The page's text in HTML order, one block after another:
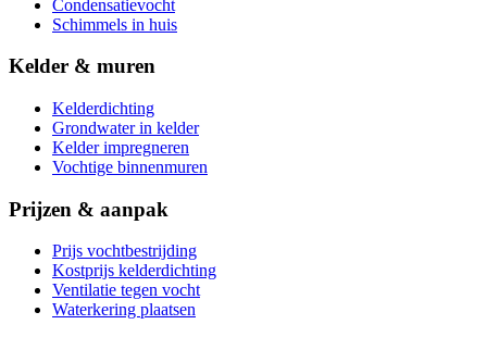
Condensatievocht
Schimmels in huis
Kelder & muren
Kelderdichting
Grondwater in kelder
Kelder impregneren
Vochtige binnenmuren
Prijzen & aanpak
Prijs vochtbestrijding
Kostprijs kelderdichting
Ventilatie tegen vocht
Waterkering plaatsen